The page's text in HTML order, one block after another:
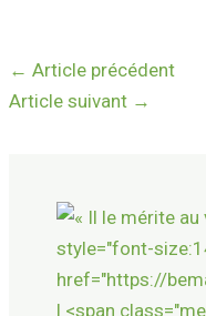
← Article précédent
Article suivant →